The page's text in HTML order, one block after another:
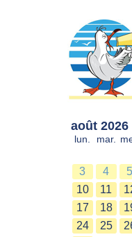
août 2026
lun. mar.
3
4 5
10
11
17
18
24
25